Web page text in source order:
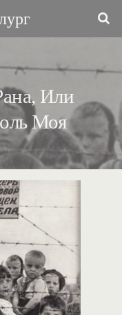
Или
Моя